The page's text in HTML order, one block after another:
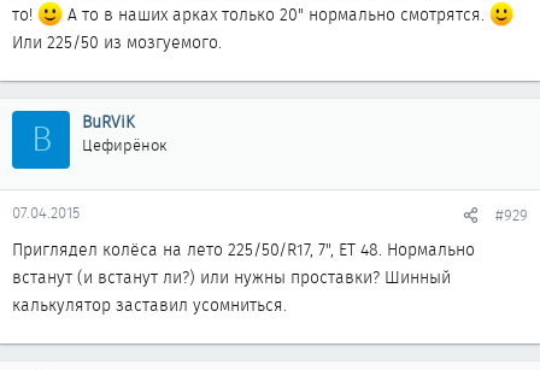
то!
А то в наших арках только 20" нормально смотрятся.
Или 225/50 из мозгуемого.
B BuRViK
Цефирёнок
07.04.2015 #929
Приглядел колёса на лето 225/50/R17, 7", ЕТ 48. Нормально
встанут (и встанут ли?) или нужны проставки? Шинный
калькулятор заставил усомниться.